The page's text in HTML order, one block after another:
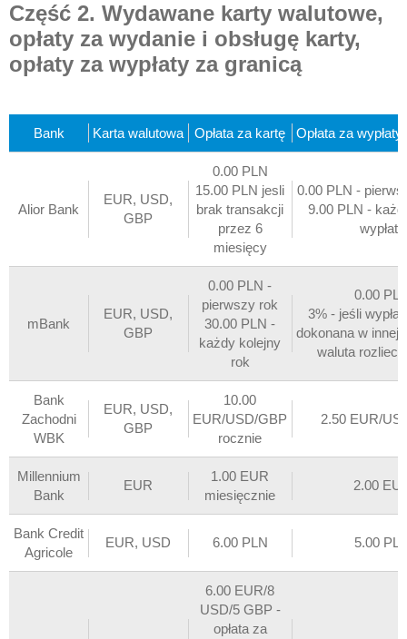
Część 2. Wydawane karty walutowe,
opłaty za wydanie i obsługę karty,
opłaty za wypłaty za granicą
Bank Karta walutowa Opłata za kartę Opłata za
Alior Bank
EUR, USD,
GBP
0.00 PLN
15.00 PLN jesli
brak transakcji
przez 6
miesięcy
0.00 PLN -
9.00 PLN -
wypłata
mBank
EUR, USD,
GBP
0.00 PLN -
pierwszy rok
30.00 PLN -
każdy kolejny
rok
0.00
3% - jeśli
dokonana w innej
waluta
Bank
Zachodni
WBK
EUR, USD,
GBP
10.00
EUR/USD/GBP
rocznie
2.50 EUR/
Millennium
Bank
EUR
1.00 EUR
miesięcznie
2.00
Bank Credit
Agricole
EUR, USD 6.00 PLN 5.00
6.00 EUR/8
USD/5 GBP -
opłata za